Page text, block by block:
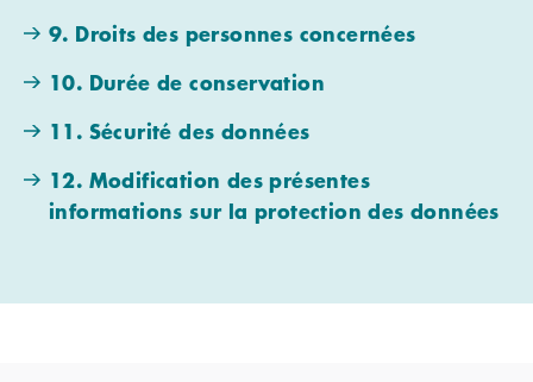
9. Droits des personnes concernées
10. Durée de conservation
11. Sécurité des données
12. Modification des présentes
informations sur la protection des données